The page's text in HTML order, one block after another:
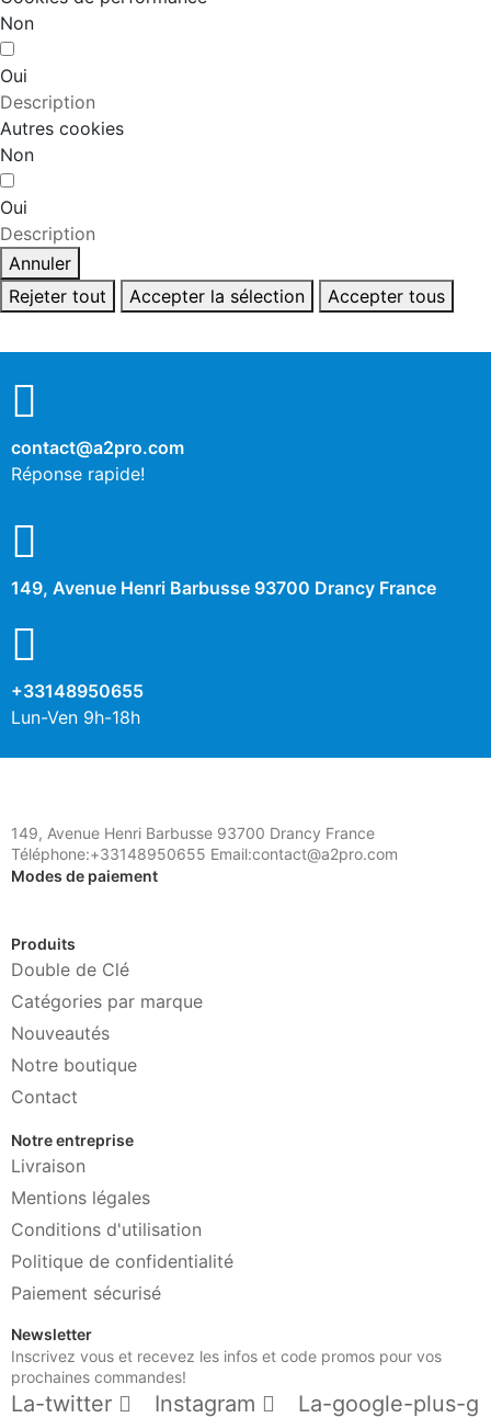
Non
Oui
Description
Autres cookies
Non
Oui
Description
Annuler
Rejeter tout
Accepter la sélection Accepter tous
contact@a2pro.com
Réponse rapide!
149, Avenue Henri Barbusse 93700 Drancy France
+33148950655
Lun-Ven 9h-18h
149, Avenue Henri Barbusse 93700 Drancy France
Téléphone:+33148950655 Email:contact@a2pro.com
Modes de paiement
Produits
Double de Clé
Catégories par marque
Nouveautés
Notre boutique
Contact
Notre entreprise
Livraison
Mentions légales
Conditions d'utilisation
Politique de confidentialité
Paiement sécurisé
Newsletter
Inscrivez vous et recevez les infos et code promos pour vos
prochaines commandes!
La-twitter Instagram
La-google-plus-g